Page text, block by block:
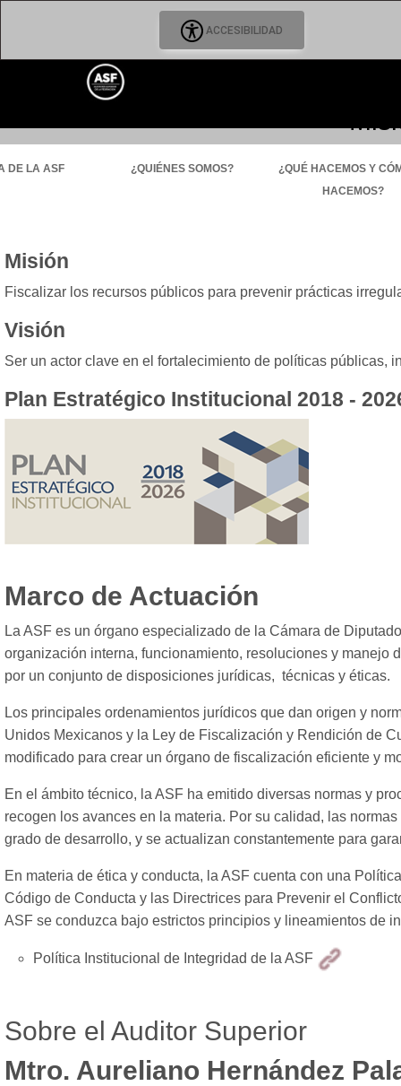
ACCESIBILIDAD
DE LA ASF ¿QUIÉNES SOMOS?
¿QUÉ HACEMOS Y
HACEMOS?
Misión
Fiscalizar los recursos públicos para prevenir prácticas
Visión
Ser un actor clave en el fortalecimiento de políticas públicas,
Plan Estratégico Institucional 2018 -
Marco de Actuación
La ASF es un órgano especializado de la Cámara de
organización interna, funcionamiento, resoluciones y manejo
por un conjunto de disposiciones jurídicas, técnicas y éticas.
Los principales ordenamientos jurídicos que dan origen y
Unidos Mexicanos y la Ley de Fiscalización y Rendición de
modificado para crear un órgano de fiscalización eficiente y
En el ámbito técnico, la ASF ha emitido diversas normas y
recogen los avances en la materia. Por su calidad, las
grado de desarrollo, y se actualizan constantemente para
En materia de ética y conducta, la ASF cuenta con una
Código de Conducta y las Directrices para Prevenir el
ASF se conduzca bajo estrictos principios y lineamientos de
Política Institucional de Integridad de la ASF
Sobre el Auditor Superior
Mtro. Aureliano Hernández